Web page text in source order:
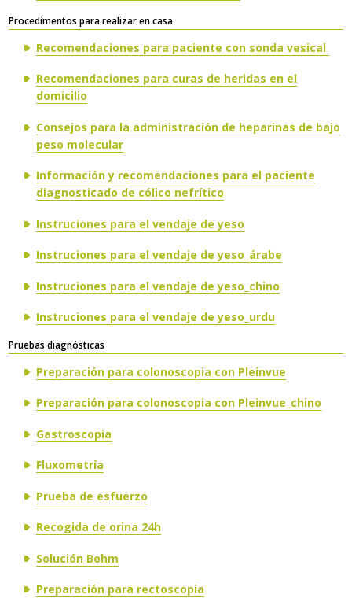
​Procedimentos para realizar en casa
Recomendaciones para paciente con sonda vesical
Recomendaciones para curas de heridas en el
domicilio
Consejos para la administración de heparinas de bajo
peso molecular
Información y recomendaciones para el paciente
diagnosticado de cólico nefrítico
Instruciones para el vendaje de yeso
Instruciones para el vendaje de yeso árabe
Instruciones para el vendaje de yeso_chino
Instruciones para el vendaje de yeso_urdu
​Pruebas diagnósticas
Preparación para colonoscopia con Pleinvue
Preparación para colonoscopia con Pleinvue_chino
Gastroscopia
Fluxometría
Prueba de esfuerzo
Recogida de orina 24h
Solución Bohm
Preparación para rectoscopia